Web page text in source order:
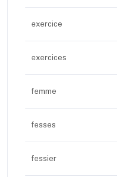
exercice
exercices
femme
fesses
fessier